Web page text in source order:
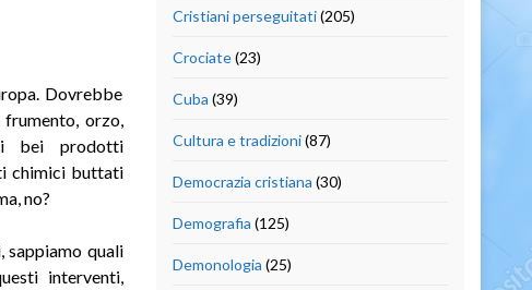
Dovrebbe
orzo,
bei prodotti
chimici buttati
no?
sappiamo quali
interventi,
Cristiani perseguitati(205)
Crociate(23)
Cuba (39)
Cultura e tradizioni(87)
Democrazia cristiana (30)
Demografia (125)
Demonologia (25)